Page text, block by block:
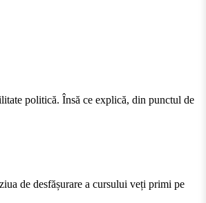
politică. Însă ce explică, din punctul de
de desfășurare a cursului veți primi pe